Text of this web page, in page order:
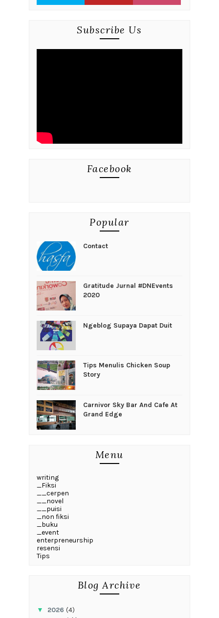
Subscribe Us
Facebook
Popular
Contact
Gratitude Jurnal #DNEvents
2020
Ngeblog Supaya Dapat Duit
Tips Menulis Chicken Soup
Story
Carnivor Sky Bar And Cafe At
Grand Edge
Menu
writing
_Fiksi
__cerpen
__novel
__puisi
_non fiksi
_buku
_event
enterpreneurship
resensi
Tips
Blog Archive
▼ 2026 (4)